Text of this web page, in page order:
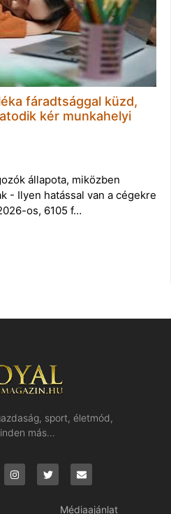
fáradtsággal küzd,
kér munkahelyi
állapota, miközben
- Ilyen hatással van a cégekre
os, 6105 f…
sport, életmód,
más…
Médiaajánlat